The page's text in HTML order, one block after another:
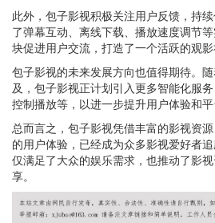
此外，包子影视积极关注用户反馈，持
了弹幕互动、离线下载、播放速度调节
块促进用户交流，打造了一个活跃的观影
包子影视的未来发展方向也值得期待。
及，包子影视正计划引入更多智能化服
控制播放等，以进一步提升用户体验和平
总而言之，包子影视凭借丰富的影视资
的用户体验，已经成为众多影视爱好者
仅满足了大众的娱乐需求，也推动了影
享。